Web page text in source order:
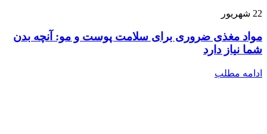
22 شهریور
مواد مغذی ضروری برای سلامت پوست و مو: آنچه بدن
شما نیاز دارد
ادامه مطلب